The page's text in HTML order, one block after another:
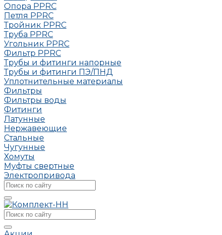
Опора РРRC
Петля РРRC
Тройник РРRC
Труба РРRC
Угольник РРRC
Фильтр PPRC
Трубы и фитинги напорные
Трубы и фитинги ПЭ/ПНД
Уплотнительные материалы
Фильтры
Фильтры воды
Фитинги
Латунные
Нержавеющие
Стальные
Чугунные
Хомуты
Муфты свертные
Электропривода